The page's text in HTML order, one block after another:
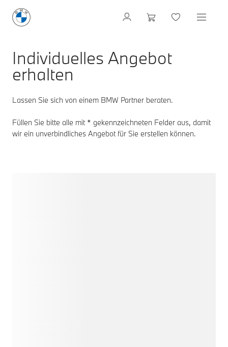
Individuelles Angebot
erhalten
Lassen Sie sich von einem BMW Partner beraten.
Füllen Sie bitte alle mit * gekennzeichneten Felder aus, damit
wir ein unverbindliches Angebot für Sie erstellen können.